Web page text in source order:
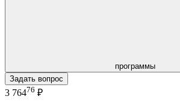
программы
Задать вопрос
3 76476 ₽